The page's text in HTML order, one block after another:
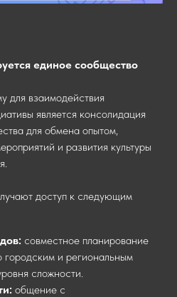
единое сообщество
для взаимодействия
является консолидация
для обмена опытом,
и развития культуры
доступ к следующим
совместное планирование
городским и региональным
сложности.
общение с